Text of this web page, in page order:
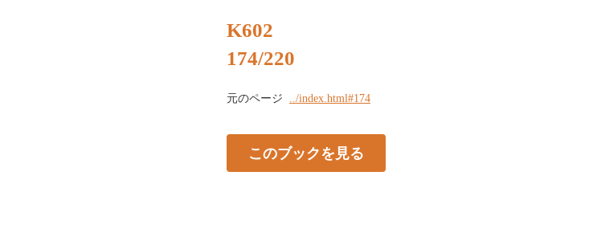
K602
174/220
元のページ ../index.html#174
このブックを見る